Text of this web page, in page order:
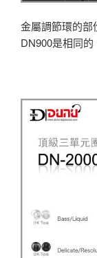
金屬調節環的部
DN900是相同